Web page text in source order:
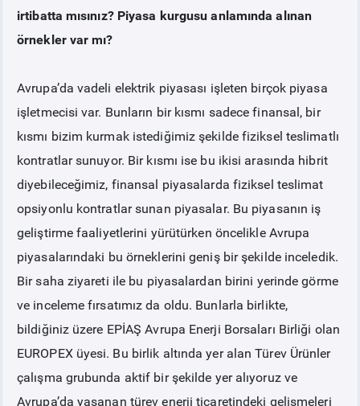
irtibatta mısınız? Piyasa kurgusu anlamında alınan
örnekler var mı?
Avrupa’da vadeli elektrik piyasası işleten birçok piyasa
işletmecisi var. Bunların bir kısmı sadece finansal, bir
kısmı bizim kurmak istediğimiz şekilde fiziksel teslimatlı
kontratlar sunuyor. Bir kısmı ise bu ikisi arasında hibrit
diyebileceğimiz, finansal piyasalarda fiziksel teslimat
opsiyonlu kontratlar sunan piyasalar. Bu piyasanın iş
geliştirme faaliyetlerini yürütürken öncelikle Avrupa
piyasalarındaki bu örneklerini geniş bir şekilde inceledik.
Bir saha ziyareti ile bu piyasalardan birini yerinde görme
ve inceleme fırsatımız da oldu. Bunlarla birlikte,
bildiğiniz üzere EPİAŞ Avrupa Enerji Borsaları Birliği olan
EUROPEX üyesi. Bu birlik altında yer alan Türev Ürünler
çalışma grubunda aktif bir şekilde yer alıyoruz ve
Avrupa’da yaşanan türev enerji ticaretindeki gelişmeleri